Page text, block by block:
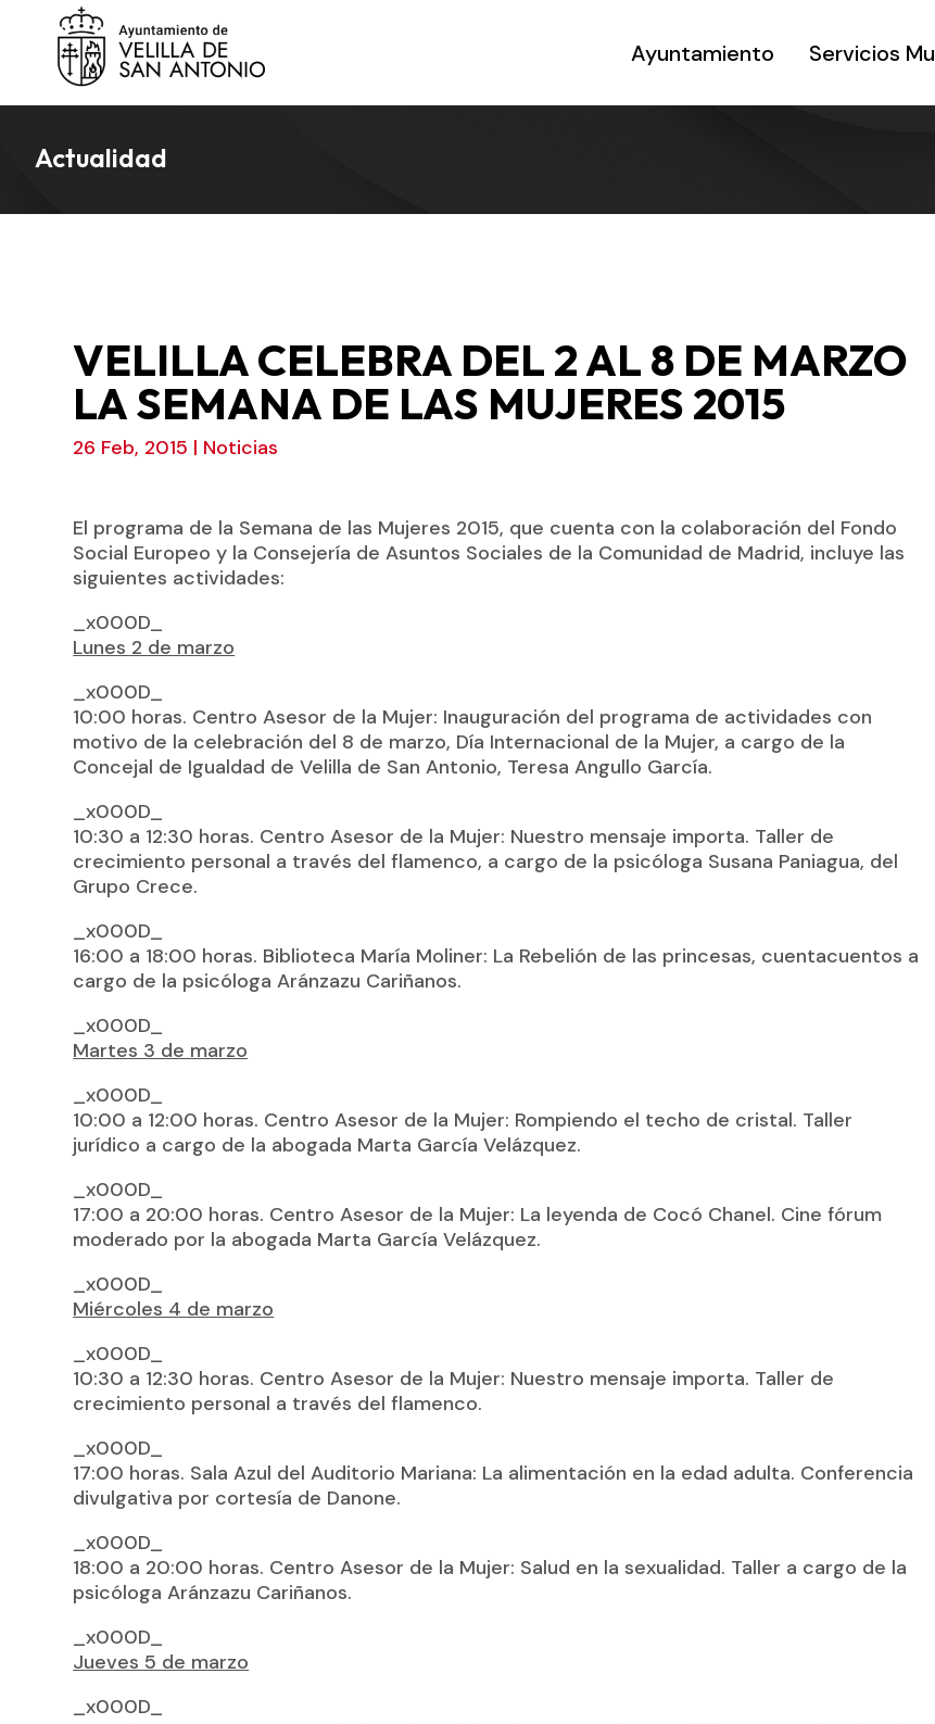
Ayuntamiento Servicios
Actualidad
VELILLA CELEBRA DEL 2 AL 8 DE MARZO
LA SEMANA DE LAS MUJERES 2015
26 Feb, 2015 | Noticias
El programa de la Semana de las Mujeres 2015, que cuenta con la colaboración del Fondo
Social Europeo y la Consejería de Asuntos Sociales de la Comunidad de Madrid, incluye las
siguientes actividades:
_x000D_
Lunes 2 de marzo
_x000D_
10:00 horas. Centro Asesor de la Mujer: Inauguración del programa de actividades con
motivo de la celebración del 8 de marzo, Día Internacional de la Mujer, a cargo de la
Concejal de Igualdad de Velilla de San Antonio, Teresa Angullo García.
_x000D_
10:30 a 12:30 horas. Centro Asesor de la Mujer: Nuestro mensaje importa. Taller de
crecimiento personal a través del flamenco, a cargo de la psicóloga Susana Paniagua, del
Grupo Crece.
_x000D_
16:00 a 18:00 horas. Biblioteca María Moliner: La Rebelión de las princesas, cuentacuentos a
cargo de la psicóloga Aránzazu Cariñanos.
_x000D_
Martes 3 de marzo
_x000D_
10:00 a 12:00 horas. Centro Asesor de la Mujer: Rompiendo el techo de cristal. Taller
jurídico a cargo de la abogada Marta García Velázquez.
_x000D_
17:00 a 20:00 horas. Centro Asesor de la Mujer: La leyenda de Cocó Chanel. Cine fórum
moderado por la abogada Marta García Velázquez.
_x000D_
Miércoles 4 de marzo
_x000D_
10:30 a 12:30 horas. Centro Asesor de la Mujer: Nuestro mensaje importa. Taller de
crecimiento personal a través del flamenco.
_x000D_
17:00 horas. Sala Azul del Auditorio Mariana: La alimentación en la edad adulta. Conferencia
divulgativa por cortesía de Danone.
_x000D_
18:00 a 20:00 horas. Centro Asesor de la Mujer: Salud en la sexualidad. Taller a cargo de la
psicóloga Aránzazu Cariñanos.
_x000D_
Jueves 5 de marzo
_x000D_